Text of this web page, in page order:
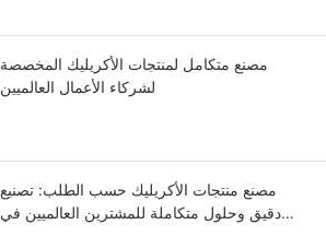
مصنع متكامل لمنتجات الأكريليك المخصصة
لشركاء الأعمال العالميين
مصنع منتجات الأكريليك حسب الطلب: تصنيع
دقيق وحلول متكاملة للمشترين العالميين في